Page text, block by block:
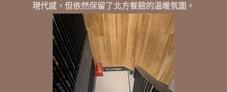
現代感，但依然保留了北方餐館的溫暖氛圍。